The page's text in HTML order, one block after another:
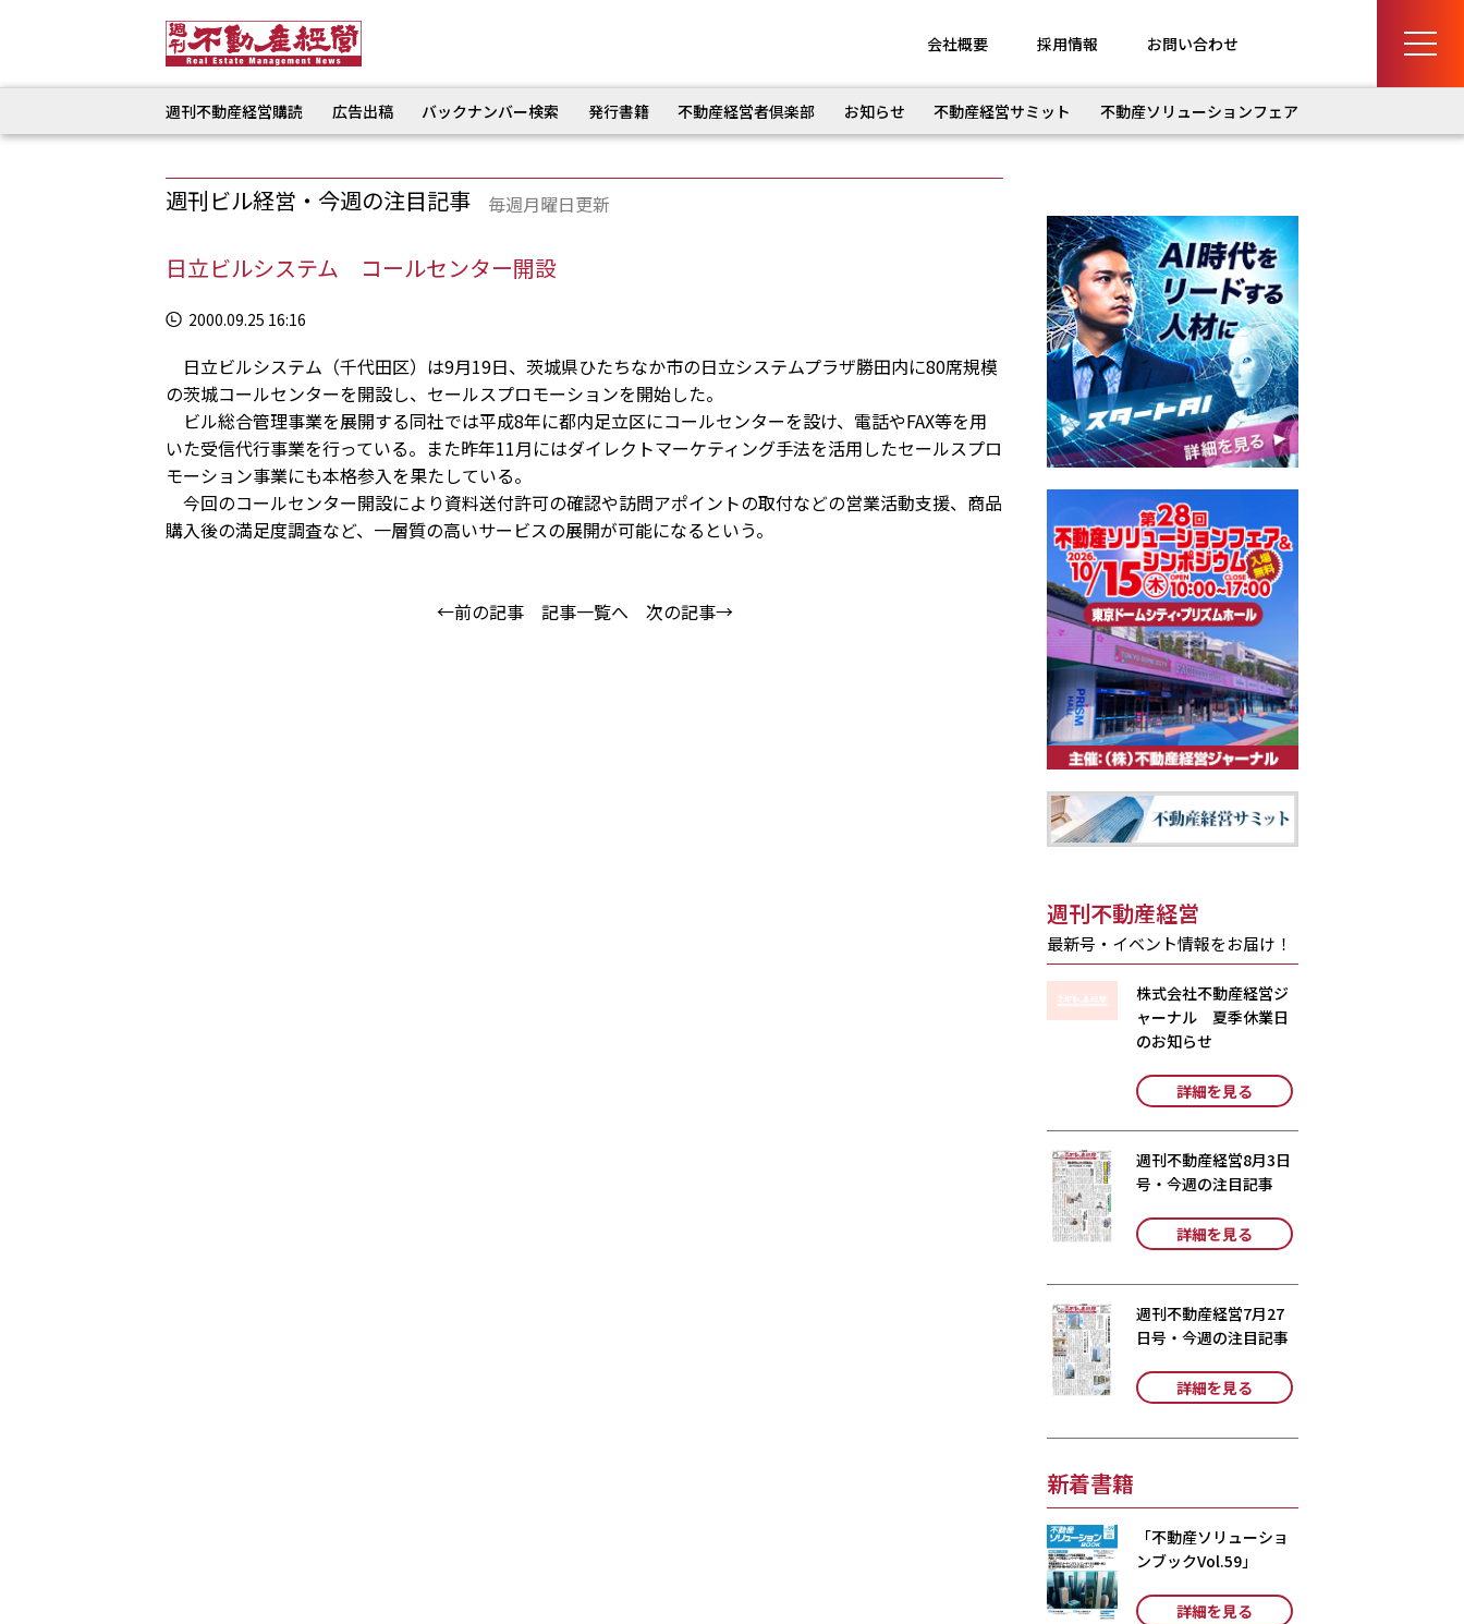
会社概要 採用情報 お問い合わせ
週刊不動産経営購読 広告出稿 バックナンバー検索 発行書籍 不動産経営者倶楽部 お知らせ 不動産経営サミット 不動産ソリューションフェア
週刊ビル経営・今週の注目記事 毎週月曜日更新
日立ビルシステム コールセンター開設
2000.09.25 16:16
日立ビルシステム（千代田区）は9月19日、茨城県ひたちなか市の日立システムプラザ勝田内に80席規模
の茨城コールセンターを開設し、セールスプロモーションを開始した。
ビル総合管理事業を展開する同社では平成8年に都内足立区にコールセンターを設け、電話やFAX等を用
いた受信代行事業を行っている。また昨年11月にはダイレクトマーケティング手法を活用したセールスプロ
モーション事業にも本格参入を果たしている。
今回のコールセンター開設により資料送付許可の確認や訪問アポイントの取付などの営業活動支援、商品
購入後の満足度調査など、一層質の高いサービスの展開が可能になるという。
←前の記事 記事一覧へ 次の記事→
週刊不動産経営
最新号・イベント情報をお届け！
株式会社不動産経営ジ
ャーナル 夏季休業日
のお知らせ
詳細を見る
週刊不動産経営8月3日
号・今週の注目記事
詳細を見る
週刊不動産経営7月27
日号・今週の注目記事
詳細を見る
新着書籍
「不動産ソリューショ
ンブックVol.59」
詳細を見る